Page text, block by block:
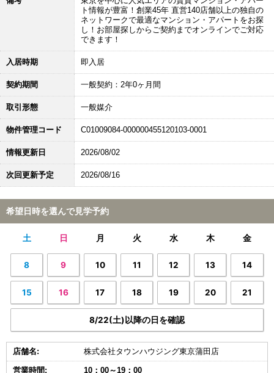
ト情報が豊富！創業45年 直営140店舗以上の独自の
ネットワークで最適なマンション・アパートをお探
し！お部屋探しからご契約までオンラインでご対応
できます！
入居時期 即入居
契約期間 一般契約：2年0ヶ月間
取引形態 一般媒介
物件管理コード C01009084-000000455120103-0001
情報更新日 2026/08/02
次回更新予定 2026/08/16
希望日時を選んで見学予約
土 日 月 火 水 木 金
8 9 10 11 12 13 14
15 16 17 18 19 20 21
8/22(土)以降の日を確認
店舗名: 株式会社タウンハウジング東京蒲田店
営業時間: 10：00～19：00